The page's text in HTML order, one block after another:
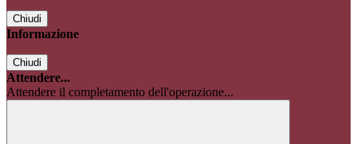
Chiudi
Informazione
Chiudi
Attendere...
Attendere il completamento dell'operazione...